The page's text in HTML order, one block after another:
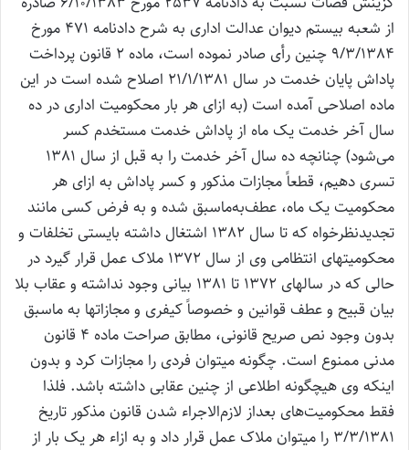
از شعبه بیستم دیوان عدالت اداری به شرح دادنامه 471 مورخ
9/3/1384 چنین رأی صادر نموده است، ماده 2 قانون پرداخت
پاداش پایان خدمت در سال 21/1/1381 اصلاح شده است در این
ماده اصلاحی آمده است (به ازای هر بار محکومیت اداری در ده
سال آخر خدمت یک ماه از پاداش خدمت مستخدم کسر
می‌شود) چنانچه ده سال آخر خدمت را به قبل از سال 1381
تسری دهیم، قطعاً مجازات مذکور و کسر پاداش به ازای هر
محکومیت یک ماه، عطف‌به‌ماسبق شده و به فرض کسی مانند
تجدیدنظرخواه که تا سال 1382 اشتغال داشته بایستی تخلفات و
محکومیتهای انتظامی وی از سال 1372 ملاک عمل قرار گیرد در
حالی که در سالهای 1372 تا 1381 بیانی وجود نداشته و عقاب بلا
بیان قبیح و عطف قوانین و خصوصاً کیفری و مجازاتها به ماسبق
بدون وجود نص صریح قانونی، مطابق صراحت ماده 4 قانون
مدنی ممنوع است. چگونه می‎توان فردی را مجازات کرد و بدون
اینکه وی هیچگونه اطلاعی از چنین عقابی داشته باشد. فلذا
فقط محکومیت‌های بعداز لازم‌الاجراء شدن قانون مذکور تاریخ
3/3/1381 را می‎توان ملاک عمل قرار داد و به ازاء هر یک بار از